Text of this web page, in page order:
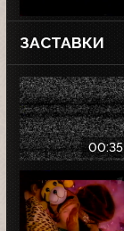
ЗАСТАВКИ
00:35